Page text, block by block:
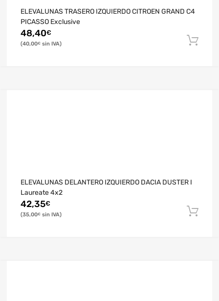
ELEVALUNAS TRASERO IZQUIERDO CITROEN GRAND C4
PICASSO Exclusive
48,40€
40,00€
ELEVALUNAS DELANTERO IZQUIERDO DACIA DUSTER I
Laureate 4x2
42,35€
35,00€